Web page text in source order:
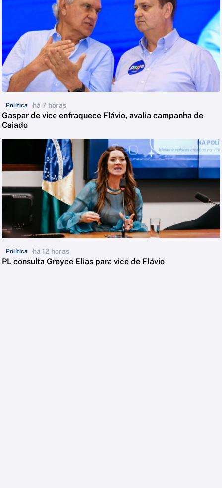
Política há 7 horas
Gaspar de vice enfraquece Flávio, avalia campanha de
Caiado
Política há 12 horas
PL consulta Greyce Elias para vice de Flávio